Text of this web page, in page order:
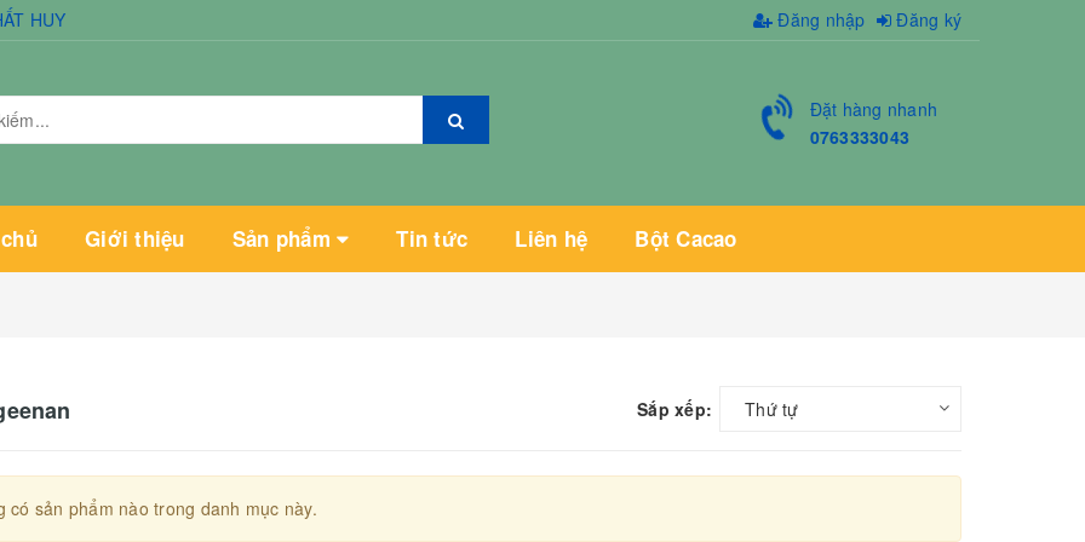
HUY Đăng nhập Đăng ký
Đặt hàng nhanh
0763333043
Giới thiệu Sản phẩm Tin tức Liên hệ Bột Cacao
Sắp xếp: Thứ tự
có sản phẩm nào trong danh mục này.